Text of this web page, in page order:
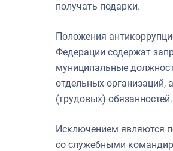
в России и мире
получать подарки.
Положения
Федерации содержат
муниципальные
отдельных организаций,
(трудовых) обязанностей.
Исключением являются
со служебными